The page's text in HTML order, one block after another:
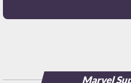
Marvel